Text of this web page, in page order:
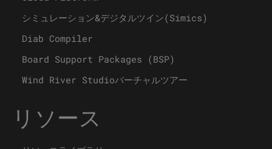
シミュレーション&デジタルツイン(Simics)
Diab Compiler
Board Support Packages (BSP)
Wind River Studioバーチャルツアー
リソース